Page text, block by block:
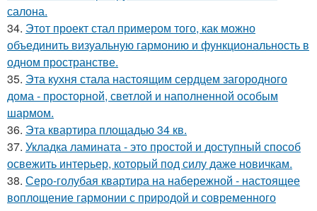
салона.
34. Этот проект стал примером того, как можно
объединить визуальную гармонию и функциональность в
одном пространстве.
35. Эта кухня стала настоящим сердцем загородного
дома - просторной, светлой и наполненной особым
шармом.
36. Эта квартира площадью 34 кв.
37. Укладка ламината - это простой и доступный способ
освежить интерьер, который под силу даже новичкам.
38. Серо-голубая квартира на набережной - настоящее
воплощение гармонии с природой и современного